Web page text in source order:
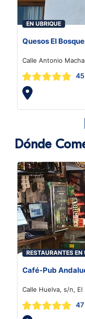
EN UBRIQUE
Quesos El
Calle Antonio
45
Dónde
RESTAURANTES EN
Café-Pub
Calle Huelva, s/n, El
47